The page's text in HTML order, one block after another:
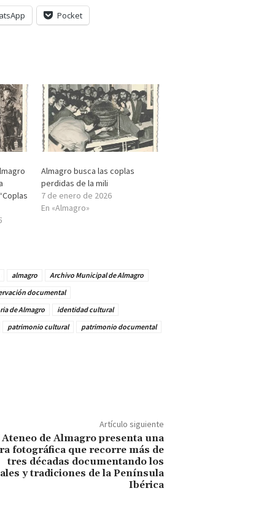
Pocket
Almagro busca las coplas
perdidas de la mili
7 de enero de 2026
En «Almagro»
almagro
Archivo Municipal de Almagro
documental
de Almagro
identidad cultural
patrimonio cultural
patrimonio documental
Artículo siguiente
Ateneo de Almagro presenta una
fotográfica que recorre más de
tres décadas documentando los
y tradiciones de la Península
Ibérica